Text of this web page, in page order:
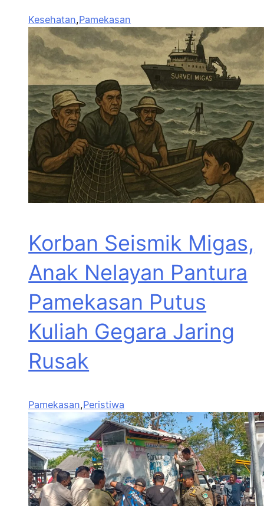
Kesehatan,Pamekasan
Korban Seismik Migas,
Anak Nelayan Pantura
Pamekasan Putus
Kuliah Gegara Jaring
Rusak
Pamekasan,Peristiwa